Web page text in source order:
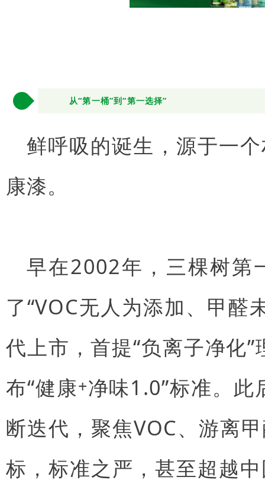
1 从“第一桶”到“第一选择”
鲜呼吸的诞生，源于一
康漆。
早在2002年，三棵树第
了“VOC无人为添加、甲醛
代上市，首提“负离子净化
布“健康+净味1.0”标准。此
断迭代，聚焦VOC、游离
标，标准之严，甚至超越